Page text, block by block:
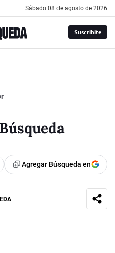
sábado 08 de agosto de 2026
Suscribite
Agregar Búsqueda en